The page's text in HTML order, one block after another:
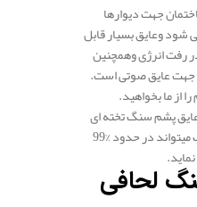
جهت دیوارها
وعایق بسیار قابل
رفت انرژی وهمچنین
جهت عایق صوتی است.
از ما بخواهید.
پشم سنگ تخته ای
با ضخامت و چگالی متناسب میتواند در حدود %99
لحافی